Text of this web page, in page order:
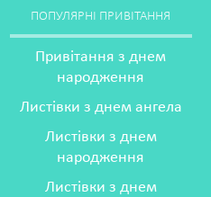
ПОПУЛЯРНІ ПРИВІТАННЯ
Привітання з днем
народження
Листівки з днем ангела
Листівки з днем
народження
Листівки з днем